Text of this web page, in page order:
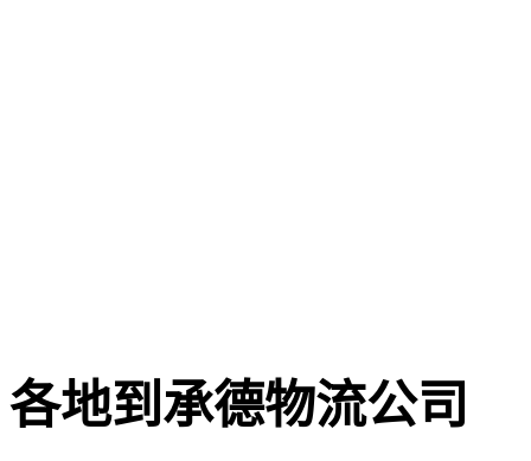
各地到承德物流公司